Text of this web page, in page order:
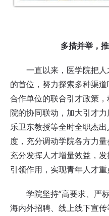
多措并举，
一直以来，医学院把人
的首位，努力探索多种渠
合作单位的联合引才政策
院的协同联动，加大引才
乐卫东教授等全时全职杰
度，充分调动学院各方力量
充分发挥人才增量效益，
引领作用，实现青年人才重
学院坚持“高要求、严标
海内外招聘、线上线下宣